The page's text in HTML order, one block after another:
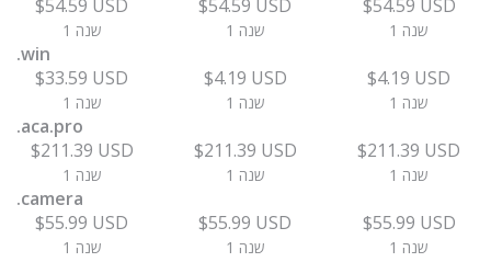
$54.59 USD
1 שנה
$54.59 USD
1 שנה
$54.59 USD
1 שנה
.win
$33.59 USD
1 שנה
$4.19 USD
1 שנה
$4.19 USD
1 שנה
.aca.pro
$211.39 USD
1 שנה
$211.39 USD
1 שנה
$211.39 USD
1 שנה
.camera
$55.99 USD
1 שנה
$55.99 USD
1 שנה
$55.99 USD
1 שנה